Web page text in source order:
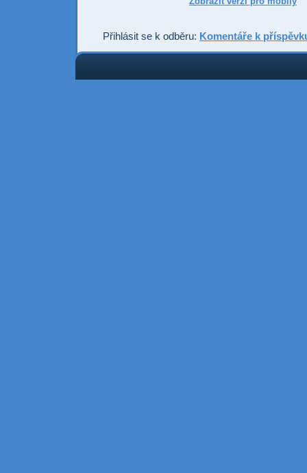
Přihlásit se k odběru: Komentáře k